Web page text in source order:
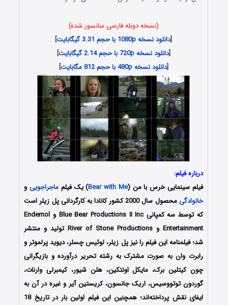
(نسخه دوبله فارسی سانسور شده)
[دانلود نسخه 1080p با حجم 3.31 گیگابایت
]
[دانلود نسخه 720p با حجم 2.14 گیگابایت
]
[دانلود نسخه 480p با حجم 812 مگابایت ]
درباره فیلم:
فیلم سینمایی خرس با من (Bear with Me) یک فیلم ماجراجوییو
خانوادگی
محصول سال 2000 کشور کانادا به کارگردانی پل زیلر است
که توسط سه کمپانی Blue Bear Productions II Inc و Endemol
Entertainment و River of Stone Productions تولید و منتشر
شد؛ فیلمنامه این فیلم را نیز پل زیلر، لوئیس چسلر، دیوید پرلموتر و
رابرت وان به صورت مشترک به رشته تحریر درآورده و بازیگرانی
چون کیتلین برک، مایکل اونتکین، هلن شیور، کیمبرلی وارنات،
گوردون توتووسیس، اریک جانسون، کریستین آیر و غیره در آن به
ایفای نقش پرداخته‌اند؛ همچنین این فیلم اولین بار در تاریخ 18